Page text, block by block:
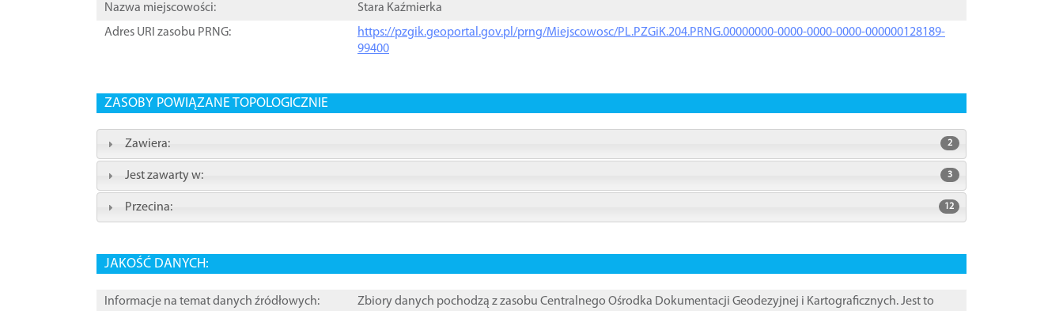
Nazwa miejscowości:
Stara Kaźmierka
Adres URI zasobu PRNG:
https://pzgik.geoportal.gov.pl/prng/Miejscowosc/PL.PZGiK.204.PRNG.00000000-0000-0000-0000-000000128189-
99400
ZASOBY POWIĄZANE TOPOLOGICZNIE
Zawiera: 2
Jest zawarty w: 3
Przecina: 12
JAKOŚĆ DANYCH:
Informacje na temat danych źródłowych:
Zbiory danych pochodzą z zasobu Centralnego Ośrodka Dokumentacji Geodezyjnej i Kartograficznych. Jest to